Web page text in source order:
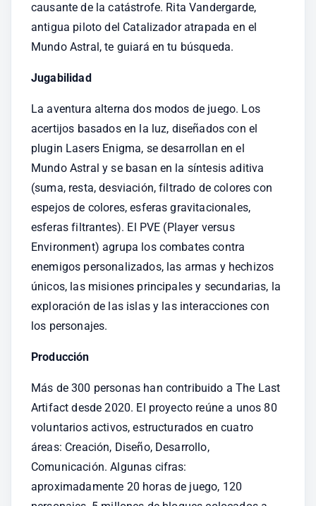
causante de la catástrofe. Rita Vandergarde,
antigua piloto del Catalizador atrapada en el
Mundo Astral, te guiará en tu búsqueda.
Jugabilidad
La aventura alterna dos modos de juego. Los
acertijos basados en la luz, diseñados con el
plugin Lasers Enigma, se desarrollan en el
Mundo Astral y se basan en la síntesis aditiva
(suma, resta, desviación, filtrado de colores con
espejos de colores, esferas gravitacionales,
esferas filtrantes). El PVE (Player versus
Environment) agrupa los combates contra
enemigos personalizados, las armas y hechizos
únicos, las misiones principales y secundarias, la
exploración de las islas y las interacciones con
los personajes.
Producción
Más de 300 personas han contribuido a The Last
Artifact desde 2020. El proyecto reúne a unos 80
voluntarios activos, estructurados en cuatro
áreas: Creación, Diseño, Desarrollo,
Comunicación. Algunas cifras:
aproximadamente 20 horas de juego, 120